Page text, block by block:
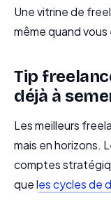
Une vitrine de
même quand vous
Tip
déjà à
Les meilleurs
mais en horizons.
comptes
que les cycles de